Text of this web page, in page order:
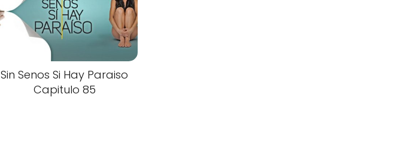
Sin Senos Si Hay Paraiso
Capitulo 85